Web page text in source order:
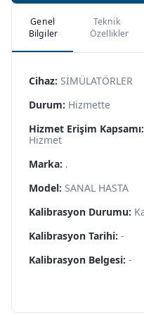
Genel
Bilgiler
Teknik
Özellikler
Cihaz: SİMÜLATÖRLER
Durum: Hizmette
Hizmet Erişim Kapsamı:
Hizmet
Marka: .
Model: SANAL HASTA
Kalibrasyon Durumu:
Kalibrasyon Tarihi: -
Kalibrasyon Belgesi: -